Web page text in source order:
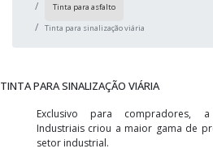
Tinta para asfalto
Tinta para sinalização viária
TINTA PARA SINALIZAÇÃO VIÁRIA
Exclusivo para compradores,
Industriais criou a maior gama de
setor industrial.